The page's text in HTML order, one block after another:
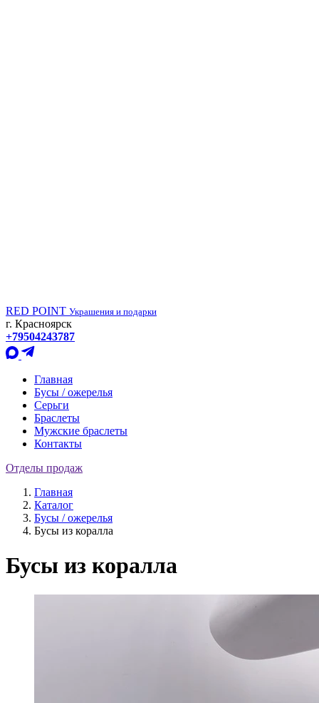
RED POINT Украшения и подарки
г. Красноярск
+79504243787
Главная
Бусы / ожерелья
Серьги
Браслеты
Мужские браслеты
Контакты
Отделы продаж
Главная
Каталог
Бусы / ожерелья
Бусы из коралла
Бусы из коралла